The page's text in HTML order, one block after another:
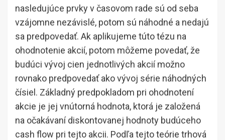
nasledujúce prvky v časovom rade sú od seba
vzájomne nezávislé, potom sú náhodné a nedajú
sa predpovedať. Ak aplikujeme túto tézu na
ohodnotenie akcií, potom môžeme povedať, že
budúci vývoj cien jednotlivých akcií možno
rovnako predpovedať ako vývoj série náhodných
čísiel. Základný predpokladom pri ohodnotení
akcie je jej vnútorná hodnota, ktorá je založená
na očakávaní diskontovanej hodnoty budúceho
cash flow pri tejto akcii. Podľa tejto teórie trhová